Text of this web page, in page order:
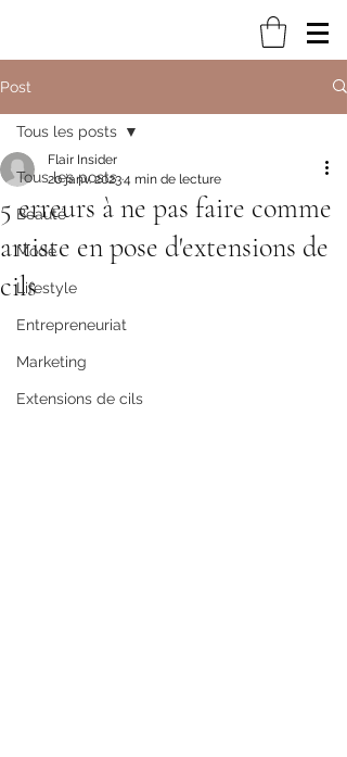
Post
Tous les posts
Beauté
Mode
Lifestyle
Entrepreneuriat
Marketing
Extensions de cils
Tous les posts
5 erreurs à ne pas faire comme
artiste en pose d'extensions de
cils
Flair Insider
20 janv. 20234 min de lecture